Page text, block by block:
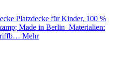
Platzdecke für Kinder, 100 %
Made in Berlin Materialien:
Mehr